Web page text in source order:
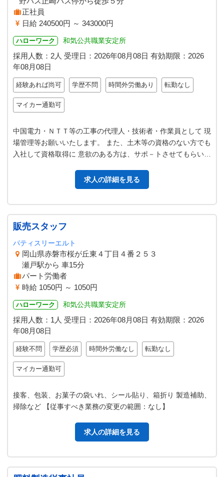
正社員
日給 240500円 ～ 343000円
ハローワーク 和気公共職業安定所
採用人数：2人 受理日： 2026年08月08日 有効期限： 2026
年08月08日
経験あれば尚可 学歴不問 時間外労働あり 転勤なし
マイカー通勤可
中国電力・ＮＴＴ等の工事の代理人・技術者・作業員として 現
場管理等お願いいたします。 また、土木等の資格のない方でも
入社して資格取得に 意欲のある方は、サポ－トさせてもらいま
求人の詳細を見る
販売スタッフ
パティスリーエルト
岡山県赤磐市桜が丘東４丁目４番２５３
瀬戸駅から 車15分
パート労働者
時給 1050円 ～ 1050円
ハローワーク 和気公共職業安定所
採用人数：1人 受理日： 2026年08月08日 有効期限： 2026
年08月08日
経験不問 学歴必須 時間外労働なし 転勤なし
マイカー通勤可
接客、包装、お菓子の袋いれ、シール貼り、箱折り 製造補助、
掃除など 【従事すべき業務の変更の範囲：なし】
求人の詳細を見る